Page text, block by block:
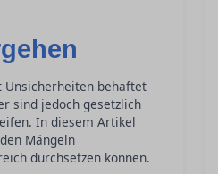
Unsicherheiten behaftet
sind jedoch gesetzlich
In diesem Artikel
Mängeln
durchsetzen können.